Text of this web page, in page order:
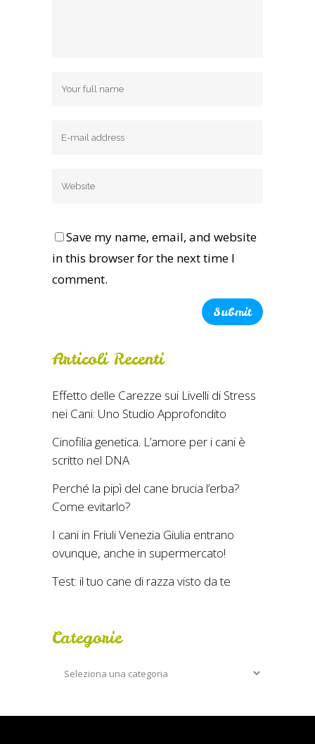
Save my name, email, and website
in this browser for the next time I
comment.
Articoli Recenti
Effetto delle Carezze sui Livelli di Stress
nei Cani: Uno Studio Approfondito
Cinofilia genetica. L’amore per i cani è
scritto nel DNA
Perché la pipì del cane brucia l’erba?
Come evitarlo?
I cani in Friuli Venezia Giulia entrano
ovunque, anche in supermercato!
Test: il tuo cane di razza visto da te
Categorie
Categorie